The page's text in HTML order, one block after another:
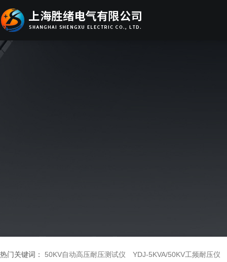
热门关键词： 50KV自动高压耐压测试仪 YDJ-5KVA/50KV工频耐压仪